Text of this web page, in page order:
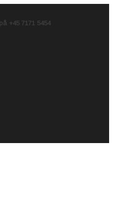
+45 7171 5454